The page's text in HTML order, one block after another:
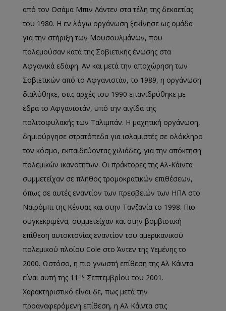
από τον Οσάμα Μπιν Λάντεν στα τέλη της δεκαετίας
του 1980. Η εν λόγω οργάνωση ξεκίνησε ως ομάδα
για την στήριξη των Μουσουλμάνων, που
πολεμούσαν κατά της Σοβιετικής ένωσης στα
Αφγανικά εδάφη. Αν και μετά την αποχώρηση των
Σοβιετικών από το Αφγανιστάν, το 1989, η οργάνωση
διαλύθηκε, στις αρχές του 1990 επανιδρύθηκε με
έδρα το Αφγανιστάν, υπό την αιγίδα της
πολιτοφυλακής των Ταλιμπάν. Η μαχητική οργάνωση,
δημιούργησε στρατόπεδα για ισλαμιστές σε ολόκληρο
τον κόσμο, εκπαιδεύοντας χιλιάδες, για την απόκτηση
πολεμικών ικανοτήτων. Οι πράκτορες της Αλ-Κάιντα
συμμετείχαν σε πλήθος τρομοκρατικών επιθέσεων,
όπως σε αυτές εναντίον των πρεσβειών των ΗΠΑ στο
Ναϊρόμπι της Κένυας και στην Τανζανία το 1998. Πιο
συγκεκριμένα, συμμετείχαν και στην βομβιστική
επίθεση αυτοκτονίας εναντίον του αμερικανικού
πολεμικού πλοίου Cole στο Άντεν της Υεμένης το
2000. Ωστόσο, η πιο γνωστή επίθεση της Αλ Κάιντα
είναι αυτή της 11 ης Σεπτεμβρίου του 2001.
Χαρακτηριστικό είναι δε, πως μετά την
προαναφερόμενη επίθεση, η Αλ Κάιντα στις